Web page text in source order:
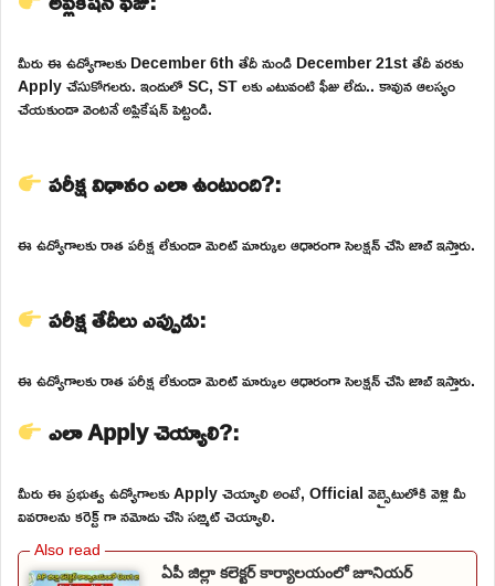
మీరు ఈ ఉద్యోగాలకు December 6th తేదీ నుండి December 21st తేదీ వరకు
Apply చేసుకోగలరు. ఇందులో SC, ST లకు ఎటువంటి ఫీజు లేదు.. కావున ఆలస్యం
చేయకుండా వెంటనే అప్లికేషన్ పెట్టండి.
పరీక్ష విధానం ఎలా ఉంటుంది?:
ఈ ఉద్యోగాలకు రాత పరీక్ష లేకుండా మెరిట్ మార్కుల ఆధారంగా సెలక్షన్ చేసి జాబ్ ఇస్తారు.
పరీక్ష తేదీలు ఎప్పుడు:
ఈ ఉద్యోగాలకు రాత పరీక్ష లేకుండా మెరిట్ మార్కుల ఆధారంగా సెలక్షన్ చేసి జాబ్ ఇస్తారు.
ఎలా Apply చెయ్యాలి?:
మీరు ఈ ప్రభుత్వ ఉద్యోగాలకు Apply చెయ్యాలి అంటే, Official వెబ్సైటులోకి వెళ్లి మీ
వివరాలను కరెక్ట్ గా నమోదు చేసి సబ్మిట్ చెయ్యాలి.
ఏపీ జిల్లా కలెక్టర్ కార్యాలయంలో జూనియర్